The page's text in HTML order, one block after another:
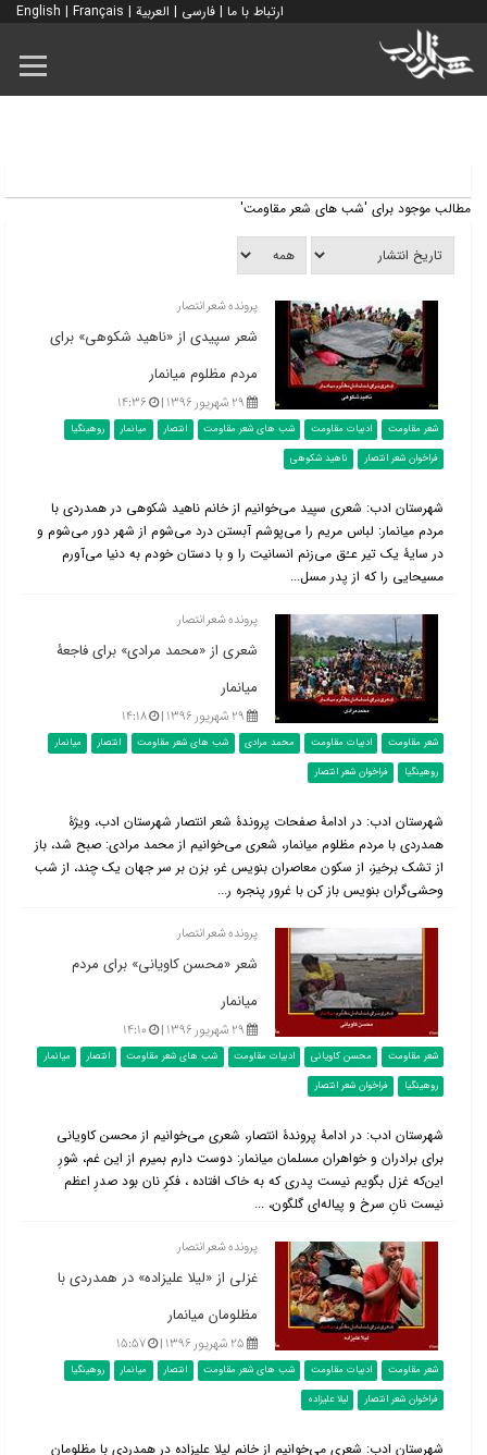
ارتباط با ما | فارسی | العربية |
English | Français
مطالب موجود برای 'شب های شعر مقاومت'
پرونده شعر انتصار
شعر سپیدی از «ناهید شکوهی» برای
مردم مظلوم میانمار
۲۹ شهریور ۱۳۹۶ | ۱۴:۳۶
شعر مقاومت ادبیات مقاومت شب های شعر مقاومت انتصار میانمار
روهینگیا
فراخوان شعر انتصار
ناهید شکوهی
شهرستان ادب: شعری سپید می‌خوانیم از خانم ناهید شکوهی در همدردی با
مردم میانمار: لباس مریم را می‌پوشم آبستن درد می‌شوم از شهر دور می‌شوم و
در سایۀ یک تیر عـُق می‌زنم انسانیت را و با دستان خودم به دنیا می‌آورم
مسیحایی را که از پدر مسل...
پرونده شعر انتصار
شعری از «محمد مرادی» برای فاجعۀ
میانمار
۲۹ شهریور ۱۳۹۶ | ۱۴:۱۸
شعر مقاومت ادبیات مقاومت محمد مرادی شب های شعر مقاومت انتصار
میانمار
روهینگیا
فراخوان شعر انتصار
شهرستان ادب: در ادامۀ صفحات پروندۀ شعر انتصار شهرستان ادب، ویژۀ
همدردی با مردم مظلوم میانمار، شعری می‌خوانیم از محمد مرادی: صبح شد، باز
از تشک برخیز، از سکون معاصران بنویس غر، بزن بر سر جهان یک چند، از شب
وحشی‌گران بنویس باز کن با غرور پنجره ر...
پرونده شعر انتصار
شعر «محسن کاویانی» برای مردم
میانمار
۲۹ شهریور ۱۳۹۶ | ۱۴:۱۰
شعر مقاومت محسن کاویانی ادبیات مقاومت شب های شعر مقاومت انتصار
میانمار
روهینگیا
فراخوان شعر انتصار
شهرستان ادب: در ادامۀ پروندۀ انتصار، شعری می‌خوانیم از محسن کاویانی
برای برادران و خواهران مسلمان میانمار: دوست دارم بمیرم از این غم، شورِ
این‌که غزل بگویم نیست پدری که به خاک افتاده ، فکرِ نان بود صدرِ اعظم
نیست نانِ سرخ و پیاله‌ای گلگون، ...
پرونده شعر انتصار
غزلی از «لیلا علیزاده» در همدردی با
مظلومان میانمار
۲۵ شهریور ۱۳۹۶ | ۱۵:۵۷
شعر مقاومت ادبیات مقاومت شب های شعر مقاومت انتصار میانمار
روهینگیا
فراخوان شعر انتصار
لیلا علیزاده
شهرستان ادب: شعری می‌خوانیم از خانم لیلا علیزاده در همدردی با مظلومان